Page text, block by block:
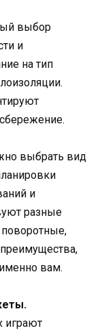
выбор
и
на тип
выбрать вид
и
разные
вам.
играют